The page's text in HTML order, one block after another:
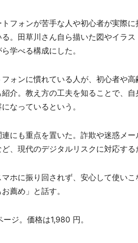
フォンが苦手な人や初心者が実際
る。田草川さん自ら描いた図やイラ
学べる構成にした。
ォンに慣れている人が、初心者や
介。教え方の工夫を知ることで、
なっているという。
にも重点を置いた。詐欺や迷惑メ
、現代のデジタルリスクに対応する
ホに振り回されず、安心して使い
薦め」と話す。
ジ。価格は1,980 円。